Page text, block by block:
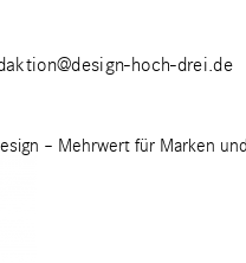
hoch-drei.de
– Mehrwert für Marken